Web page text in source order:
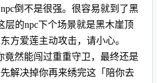
倒不是很强。很容易就到了黑
层的npc下个场景就是黑木崖顶
方爱莲主动攻击，请小心。
竟然能闯过重重守卫，最终还是
解决掉你再来绣完这「陪你去